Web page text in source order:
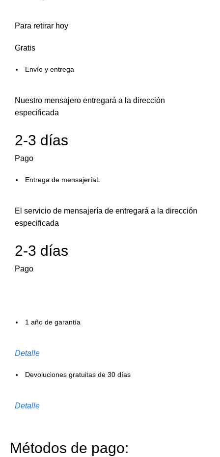
Para retirar hoy
Gratis
Envío y entrega
Nuestro mensajero entregará a la dirección
especificada
2-3 días
Pago
Entrega de mensajeríaL
El servicio de mensajería de entregará a la dirección
especificada
2-3 días
Pago
1 año de garantía
Detalle
Devoluciones gratuitas de 30 días
Detalle
Métodos de pago: